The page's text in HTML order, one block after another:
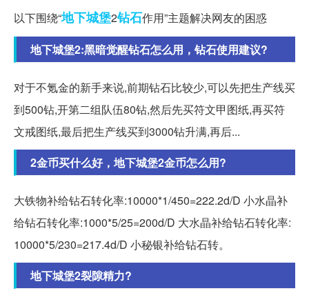
以下围绕“地下城堡2钻石作用”主题解决网友的困惑
地下城堡2:黑暗觉醒钻石怎么用，钻石使用建议?
对于不氪金的新手来说,前期钻石比较少,可以先把生产线买
到500钻,开第二组队伍80钻,然后先买符文甲图纸,再买符
文戒图纸,最后把生产线买到3000钻升满,再后...
2金币买什么好，地下城堡2金币怎么用?
大铁物补给钻石转化率:10000*1/450=222.2d/D 小水晶补
给钻石转化率:1000*5/25=200d/D 大水晶补给钻石转化率:
10000*5/230=217.4d/D 小秘银补给钻石转。
地下城堡2裂隙精力?